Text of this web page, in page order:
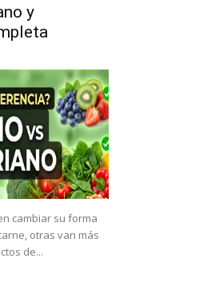
y
cambiar su forma
otras van más
de...